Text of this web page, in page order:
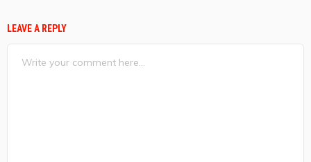
LEAVE A REPLY